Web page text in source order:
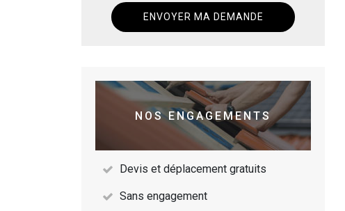
NOS ENGAGEMENTS
Devis et déplacement gratuits
Sans engagement